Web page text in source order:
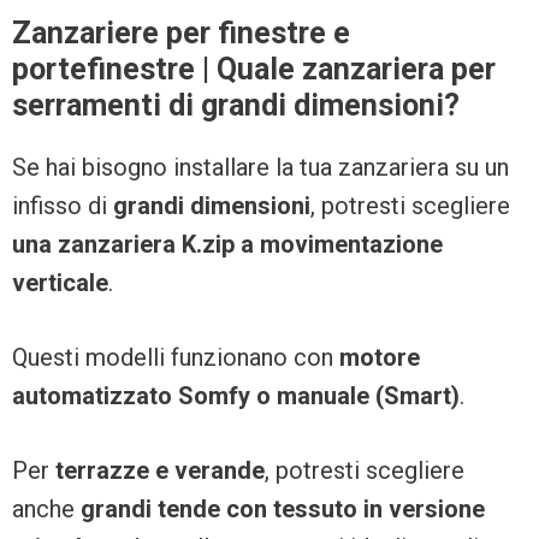
Zanzariere per finestre e
portefinestre | Quale zanzariera per
serramenti di grandi dimensioni?
Se hai bisogno installare la tua zanzariera su un
infisso di grandi dimensioni, potresti scegliere
una zanzariera K.zip a movimentazione
verticale.
Questi modelli funzionano con motore
automatizzato Somfy o manuale (Smart).
Per terrazze e verande, potresti scegliere
anche grandi tende con tessuto in versione